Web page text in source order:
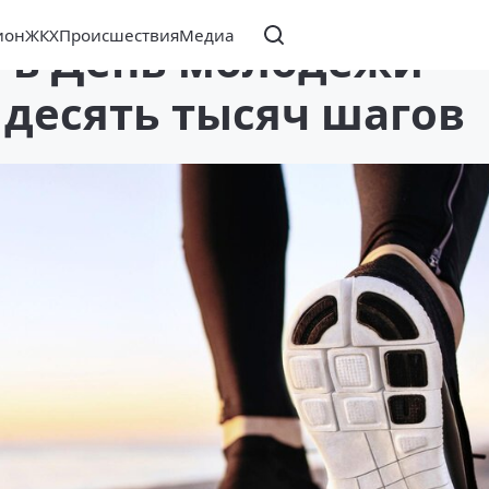
ЖКХПроисшествияМедиа
в День молодежи
тысяч шагов